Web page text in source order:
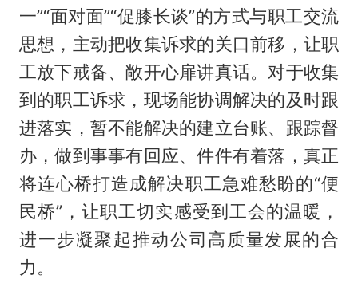
一”“面对面”“促膝长谈”的方式与职工交流
思想，主动把收集诉求的关口前移，让职
工放下戒备、敞开心扉讲真话。对于收集
到的职工诉求，现场能协调解决的及时跟
进落实，暂不能解决的建立台账、跟踪督
办，做到事事有回应、件件有着落，真正
将连心桥打造成解决职工急难愁盼的“便
民桥”，让职工切实感受到工会的温暖，
进一步凝聚起推动公司高质量发展的合
力。